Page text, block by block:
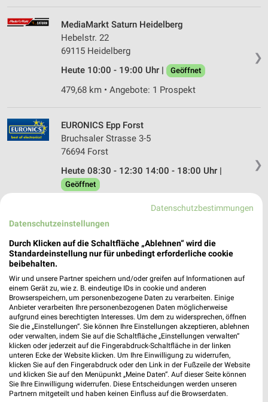
❯
MediaMarkt Saturn Heidelberg
Hebelstr. 22
69115 Heidelberg
Heute 10:00 - 19:00 Uhr |
Geöffnet
479,68 km • Angebote: 1 Prospekt
❯
EURONICS Epp Forst
Bruchsaler Strasse 3-5
76694 Forst
Heute 08:30 - 12:30 14:00 - 18:00 Uhr |
Geöffnet
504,47 km • Angebote: 1 Prospekt
EURONICS Kroll Heidelberg
Mannheimer Str. 275
478,65 km • Angebote: 1 Prospekt
MediaMarkt Saturn Heidelberg
Hauptstr. 57
69117 Heidelberg
Heute 10:00 - 19:00 Uhr | Geöffnet
477,44 km • Angebote: 1 Prospekt
Datenschutzbestimmungen
Datenschutzeinstellungen
Durch Klicken auf die Schaltfläche „Ablehnen“ wird die
Standardeinstellung nur für unbedingt erforderliche cookie
beibehalten.
Wir und unsere Partner speichern und/oder greifen auf Informationen auf
einem Gerät zu, wie z. B. eindeutige IDs in cookie und anderen
Browserspeichern, um personenbezogene Daten zu verarbeiten. Einige
Anbieter verarbeiten Ihre personenbezogenen Daten möglicherweise
aufgrund eines berechtigten Interesses. Um dem zu widersprechen, öffnen
Sie die „Einstellungen“. Sie können Ihre Einstellungen akzeptieren, ablehnen
oder verwalten, indem Sie auf die Schaltfläche „Einstellungen verwalten“
klicken oder jederzeit auf die Fingerabdruck-Schaltfläche in der linken
unteren Ecke der Website klicken. Um Ihre Einwilligung zu widerrufen,
klicken Sie auf den Fingerabdruck oder den Link in der Fußzeile der Website
und klicken Sie auf den Menüpunkt „Meine Daten“. Auf dieser Seite können
Sie Ihre Einwilligung widerrufen. Diese Entscheidungen werden unseren
Partnern mitgeteilt und haben keinen Einfluss auf die Browserdaten.